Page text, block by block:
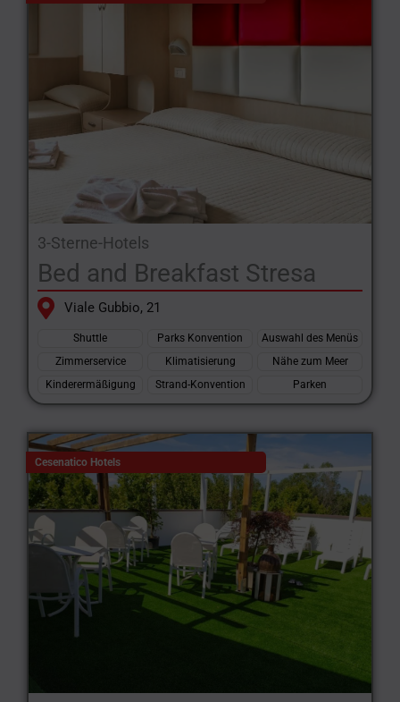
3-Sterne-Hotels
Bed and Breakfast Stresa
Viale Gubbio, 21
Shuttle Parks Konvention
Auswahl des Menüs
Zimmerservice
Klimatisierung
Nähe zum Meer
Kinderermäßigung
Strand-Konvention Parken
Cesenatico Hotels